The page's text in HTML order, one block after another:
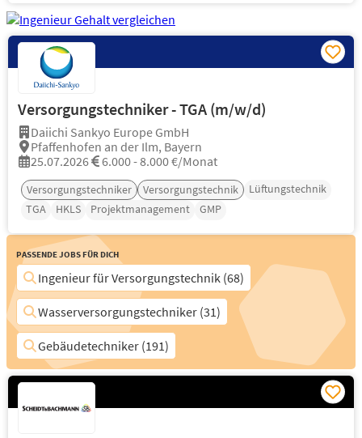
Versorgungstechniker - TGA (m/w/d)
Daiichi Sankyo Europe GmbH
Pfaffenhofen an der Ilm, Bayern
25.07.2026
6.000 - 8.000 €/Monat
Versorgungstechniker Versorgungstechnik
Lüftungstechnik
TGA
HKLS Projektmanagement GMP
Passende Jobs für Dich
Ingenieur für Versorgungstechnik (68)
Wasserversorgungstechniker (31)
Gebäudetechniker (191)